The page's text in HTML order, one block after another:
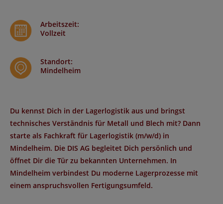
Arbeitszeit:
Vollzeit
Standort:
Mindelheim
Du kennst Dich in der Lagerlogistik aus und bringst
technisches Verständnis für Metall und Blech mit? Dann
starte als Fachkraft für Lagerlogistik (m/w/d) in
Mindelheim. Die DIS AG begleitet Dich persönlich und
öffnet Dir die Tür zu bekannten Unternehmen. In
Mindelheim verbindest Du moderne Lagerprozesse mit
einem anspruchsvollen Fertigungsumfeld.